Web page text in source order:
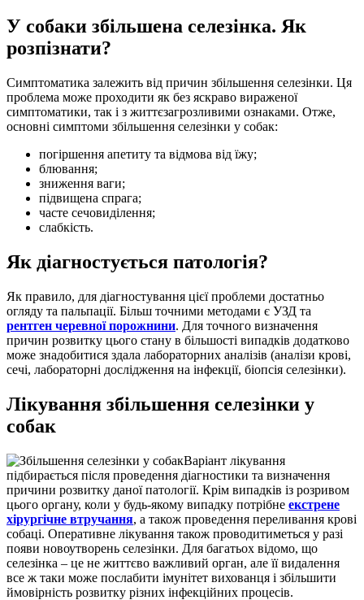
У собаки збільшена селезінка. Як
розпізнати?
Симптоматика залежить від причин збільшення селезінки. Ця
проблема може проходити як без яскраво вираженої
симптоматики, так і з життєзагрозливими ознаками. Отже,
основні симптоми збільшення селезінки у собак:
погіршення апетиту та відмова від їжу;
блювання;
зниження ваги;
підвищена спрага;
часте сечовиділення;
слабкість.
Як діагностується патологія?
Як правило, для діагностування цієї проблеми достатньо
огляду та пальпації. Більш точними методами є УЗД та
рентген черевної порожнини. Для точного визначення
причин розвитку цього стану в більшості випадків додатково
може знадобитися здала лабораторних аналізів (аналізи крові,
сечі, лабораторні дослідження на інфекції, біопсія селезінки).
Лікування збільшення селезінки у
собак
Варіант лікування
підбирається після проведення діагностики та визначення
причини розвитку даної патології. Крім випадків із розривом
цього органу, коли у будь-якому випадку потрібне екстрене
хірургічне втручання, а також проведення переливання крові
собаці. Оперативне лікування також проводитиметься у разі
появи новоутворень селезінки. Для багатьох відомо, що
селезінка – це не життєво важливий орган, але її видалення
все ж таки може послабити імунітет вихованця і збільшити
ймовірність розвитку різних інфекційних процесів.